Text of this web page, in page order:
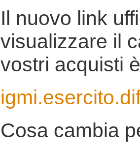
Il nuovo link
visualizzare il
vostri acquisti
Cosa cambia